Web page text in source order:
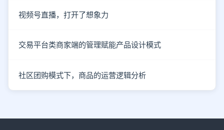
视频号直播，打开了想象力
交易平台类商家端的管理赋能产品设计模式
社区团购模式下，商品的运营逻辑分析